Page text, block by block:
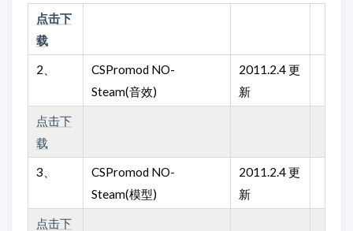
点击下
载
2、
CSPromod NO-
Steam(音效)
2011.2.4 更
新
点击下
载
3、
CSPromod NO-
Steam(模型)
2011.2.4 更
新
点击下